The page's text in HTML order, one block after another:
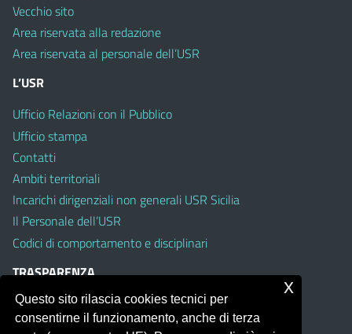
Vecchio sito
Area riservata alla redazione
Area riservata al personale dell’USR
L’USR
Ufficio Relazioni con il Pubblico
Ufficio stampa
Contatti
Ambiti territoriali
Incarichi dirigenziali non generali USR Sicilia
Il Personale dell’USR
Codici di comportamento e disciplinari
TRASPARENZA
Albo on line
Amministrazione Trasparente
Questo sito rilascia cookies tecnici per
consentirne il funzionamento, anche di terza
x